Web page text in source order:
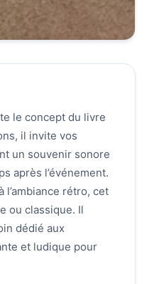
le concept du livre
il invite vos
un souvenir sonore
après l’événement.
rétro, cet
ou classique. Il
dédié aux
et ludique pour